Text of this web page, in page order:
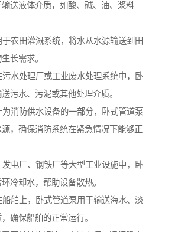
送液体介质，如酸、碱、油、浆料
农田灌溉系统，将水从水源输送到田
长需求。
水处理厂或工业废水处理系统中，卧
污水、污泥或其他处理介质。
消防供水设备的一部分，卧式管道泵
，确保消防系统在紧急情况下能够正
发电厂、钢铁厂等大型工业设施中，卧
冷却水，帮助设备散热。
舶上，卧式管道泵用于输送海水、淡
确保船舶的正常运行。